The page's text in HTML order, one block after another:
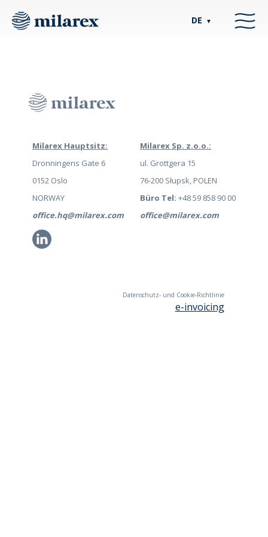
DE ▼
Milarex Hauptsitz:
Dronningens Gate 6
0152 Oslo
NORWAY
office.hq@milarex.com
Li
Milarex Sp. z.o.o.:
ul. Grottgera 15
76-200 Słupsk, POLEN
Büro Tel: +48 59 858 90 00
office@milarex.com
Datenschutz- und Cookie-Richtlinie
e-invoicing